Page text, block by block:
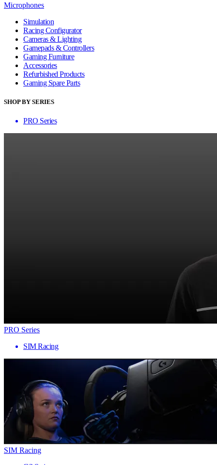
Microphones
Simulation
Racing Configurator
Cameras & Lighting
Gamepads & Controllers
Gaming Furniture
Accessories
Refurbished Products
Gaming Spare Parts
SHOP BY SERIES
PRO Series
PRO Series
SIM Racing
SIM Racing